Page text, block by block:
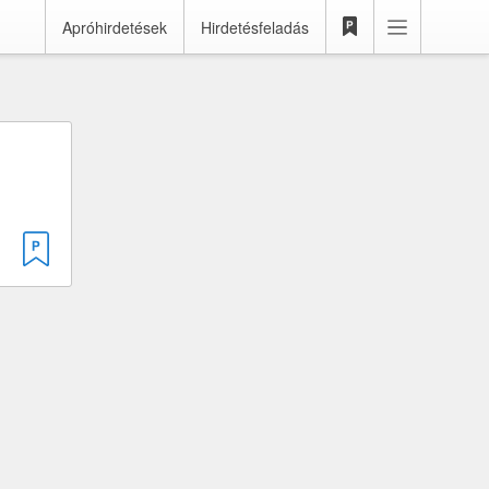
Apróhirdetések Hirdetésfeladás